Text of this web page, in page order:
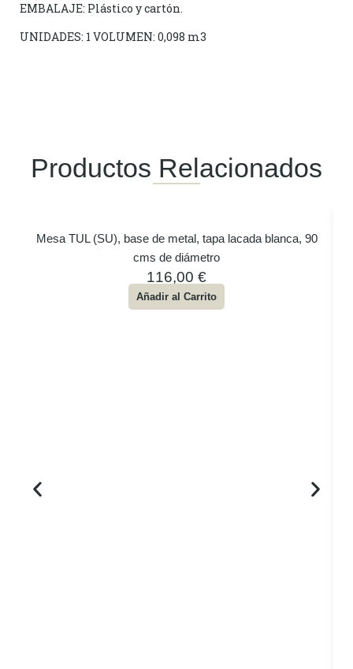
EMBALAJE: Plástico y cartón.
UNIDADES: 1 VOLUMEN: 0,098 m3
Productos Relacionados
Mesa TUL (SU), base de metal, tapa lacada blanca, 90
cms de diámetro
116,00 €
Añadir al Carrito